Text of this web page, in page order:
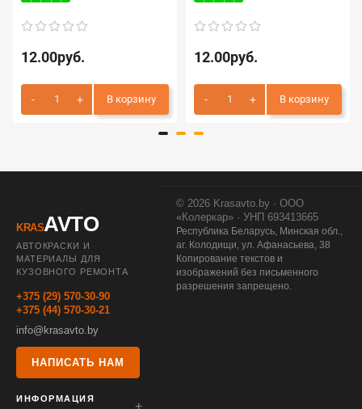
12.00руб.
В корзину
12.00руб.
В корзину
KRASAVTO
АВТОКРАСКИ И
МАТЕРИАЛЫ ДЛЯ
КУЗОВНОГО РЕМОНТА
+375 (29) 570-30-90
+375 (44) 570-30-21
info@krasavto.by
НАПИСАТЬ НАМ
ИНФОРМАЦИЯ
© 2026 Krasavto.by · ООО
«Колеркар» · УНП 693413665
Республика Беларусь, Минская обл.,
аг. Колодищи, ул. Афанасьева, 38
Копирование текстов и
изображений без письменного
разрешения запрещено.